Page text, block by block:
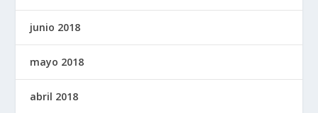
junio 2018
mayo 2018
abril 2018